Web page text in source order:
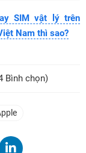
SIM vật lý trên
Nam thì sao?
Bình chọn)